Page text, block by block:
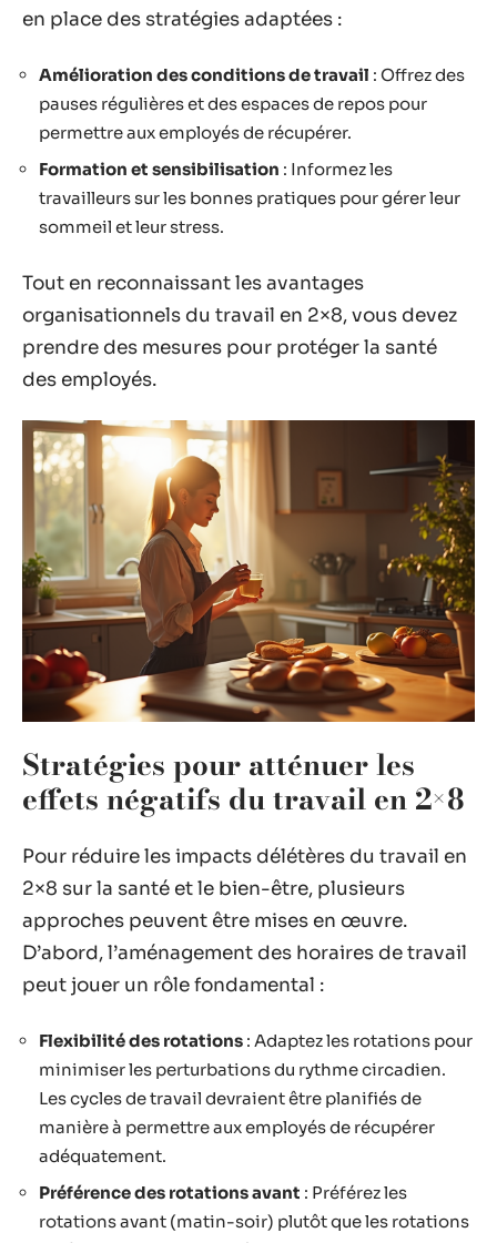
en place des stratégies adaptées :
Amélioration des conditions de travail : Offrez des
pauses régulières et des espaces de repos pour
permettre aux employés de récupérer.
Formation et sensibilisation : Informez les
travailleurs sur les bonnes pratiques pour gérer leur
sommeil et leur stress.
Tout en reconnaissant les avantages
organisationnels du travail en 2×8, vous devez
prendre des mesures pour protéger la santé
des employés.
Stratégies pour atténuer les
effets négatifs du travail en 2×8
Pour réduire les impacts délétères du travail en
2×8 sur la santé et le bien-être, plusieurs
approches peuvent être mises en œuvre.
D’abord, l’aménagement des horaires de travail
peut jouer un rôle fondamental :
Flexibilité des rotations : Adaptez les rotations pour
minimiser les perturbations du rythme circadien.
Les cycles de travail devraient être planifiés de
manière à permettre aux employés de récupérer
adéquatement.
Préférence des rotations avant : Préférez les
rotations avant (matin-soir) plutôt que les rotations